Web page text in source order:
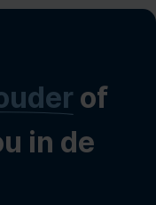
of
in de